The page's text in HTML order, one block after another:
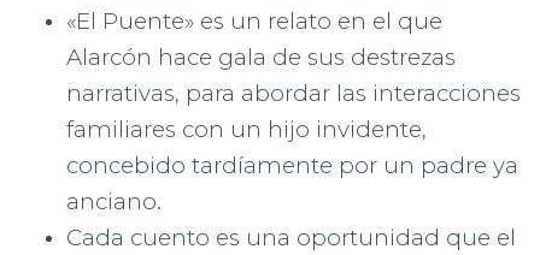
«El Puente» es un relato en el que
Alarcón hace gala de sus destrezas
narrativas, para abordar las interacciones
familiares con un hijo invidente,
concebido tardíamente por un padre ya
anciano.
Cada cuento es una oportunidad que el